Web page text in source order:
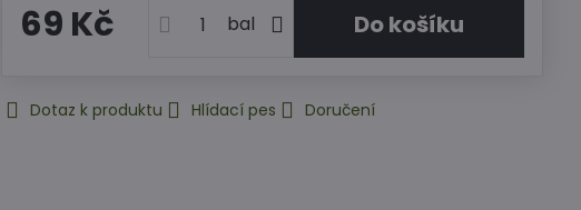
69 Kč bal Do košíku
Dotaz k produktu Hlídací pes Doručení